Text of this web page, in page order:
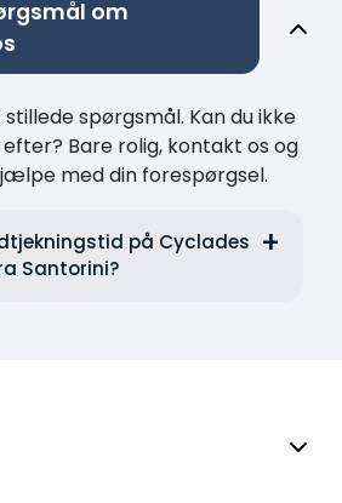
om
spørgsmål. Kan du ikke
Bare rolig, kontakt os og
med din forespørgsel.
på Cyclades
Santorini?